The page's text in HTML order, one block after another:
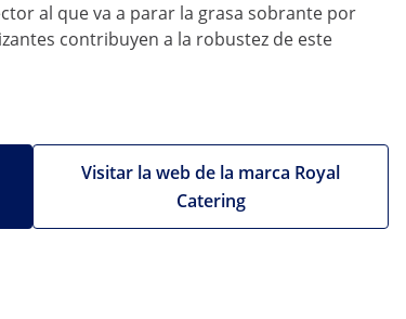
al que va a parar la grasa sobrante por
contribuyen a la robustez de este
Visitar la web de la marca Royal
Catering